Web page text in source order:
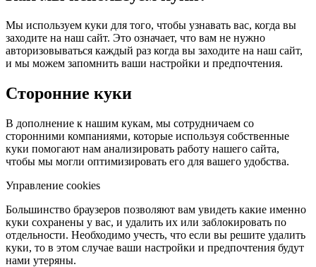
Мы используем куки для того, чтобы узнавать вас, когда вы
заходите на наш сайт. Это означает, что вам не нужно
авторизовываться каждый раз когда вы заходите на наш сайт,
и мы можем запомнить ваши настройки и предпочтения.
Сторонние куки
В дополнение к нашим кукам, мы сотрудничаем со
сторонними компаниями, которые используя собственные
куки помогают нам анализировать работу нашего сайта,
чтобы мы могли оптимизировать его для вашего удобства.
Управление cookies
Большинство браузеров позволяют вам увидеть какие именно
куки сохранены у вас, и удалить их или заблокировать по
отдельности. Необходимо учесть, что если вы решите удалить
куки, то в этом случае ваши настройки и предпочтения будут
нами утеряны.